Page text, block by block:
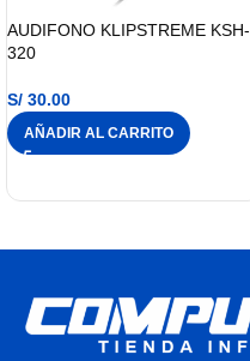
AUDIFONO KLIPSTREME KSH-
320
S/ 30.00
AÑADIR AL CARRITO